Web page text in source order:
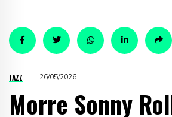
JAZZ 26/05/2026
Morre Sonny